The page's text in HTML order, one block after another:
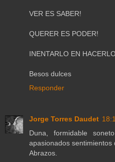
VER ES SABER!
QUERER ES PODER!
INENTARLO EN
Besos dulces
Responder
Jorge Torres Daudet
Duna, formidable
apasionados sentimientos
Abrazos.